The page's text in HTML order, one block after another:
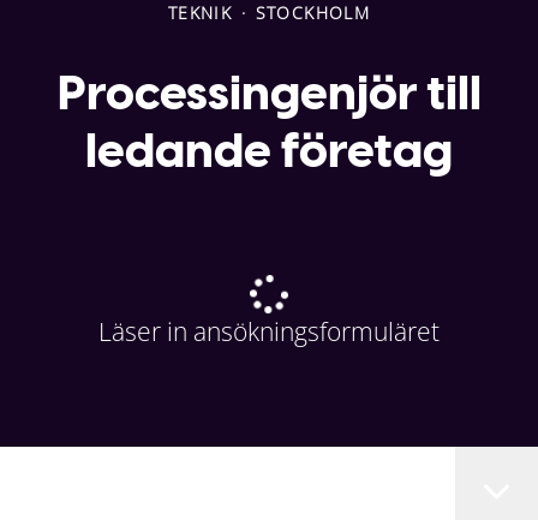
TEKNIK · STOCKHOLM
Processingenjör till
ledande företag
Läser in ansökningsformuläret